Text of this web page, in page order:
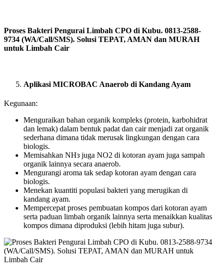
Proses Bakteri Pengurai Limbah CPO di Kubu. 0813-2588-
9734 (WA/Call/SMS). Solusi TEPAT, AMAN dan MURAH
untuk Limbah Cair
Aplikasi MICROBAC Anaerob di Kandang Ayam
Kegunaan:
Menguraikan bahan organik kompleks (protein, karbohidrat
dan lemak) dalam bentuk padat dan cair menjadi zat organik
sederhana dimana tidak merusak lingkungan dengan cara
biologis.
Memisahkan NHз juga NO2 di kotoran ayam juga sampah
organik lainnya secara anaerob.
Mengurangi aroma tak sedap kotoran ayam dengan cara
biologis.
Menekan kuantiti populasi bakteri yang merugikan di
kandang ayam.
Mempercepat proses pembuatan kompos dari kotoran ayam
serta paduan limbah organik lainnya serta menaikkan kualitas
kompos dimana diproduksi (lebih hitam juga subur).